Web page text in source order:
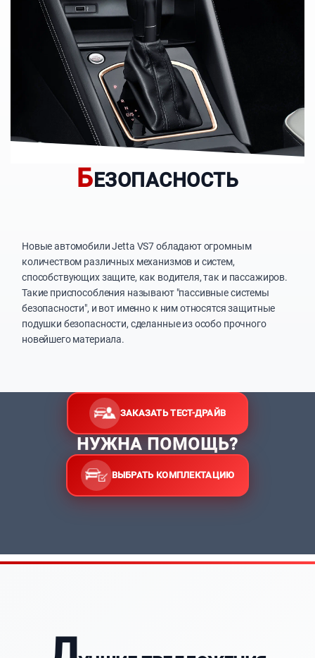
БЕЗОПАСНОСТЬ
Новые автомобили Jetta VS7 обладают огромным
количеством различных механизмов и систем,
способствующих защите, как водителя, так и пассажиров.
Такие приспособления называют "пассивные системы
безопасности", и вот именно к ним относятся защитные
подушки безопасности, сделанные из особо прочного
новейшего материала.
ЗАКАЗАТЬ ТЕСТ-ДРАЙВ
НУЖНА ПОМОЩЬ?
ВЫБРАТЬ КОМПЛЕКТАЦИЮ